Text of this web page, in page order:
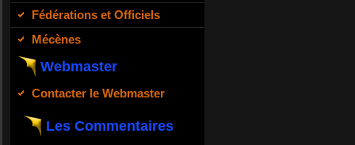
Fédérations et Officiels
Mécènes
Webmaster
Contacter le Webmaster
Les Commentaires